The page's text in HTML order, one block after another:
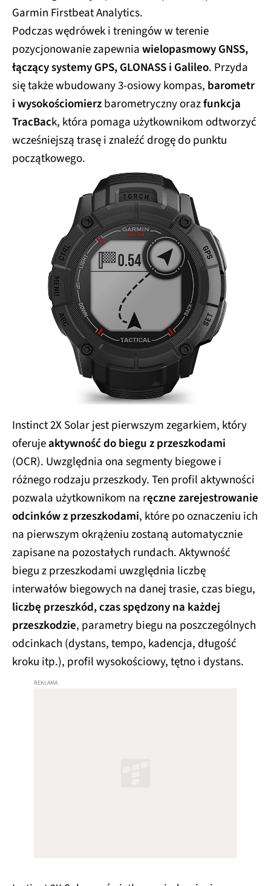
Garmin Firstbeat Analytics.
Podczas wędrówek i treningów w terenie
pozycjonowanie zapewniawielopasmowy GNSS,
łączący systemy GPS, GLONASS i Galileo. Przyda
się także wbudowany 3-osiowy kompas, barometr
i wysokościomierzbarometryczny orazfunkcja
TracBack, która pomaga użytkownikom odtworzyć
wcześniejszą trasę i znaleźć drogę do punktu
początkowego.
Instinct 2X Solar jest pierwszym zegarkiem, który
oferujeaktywność do biegu z przeszkodami
(OCR). Uwzględnia ona segmenty biegowe i
różnego rodzaju przeszkody. Ten profil aktywności
pozwala użytkownikom na ręczne zarejestrowanie
odcinków z przeszkodami, które po oznaczeniu ich
na pierwszym okrążeniu zostaną automatycznie
zapisane na pozostałych rundach. Aktywność
biegu z przeszkodami uwzględnia liczbę
interwałów biegowych na danej trasie, czas biegu,
liczbę przeszkód, czas spędzony na każdej
przeszkodzie, parametry biegu na poszczególnych
odcinkach (dystans, tempo, kadencja, długość
kroku itp.), profil wysokościowy, tętno i dystans.